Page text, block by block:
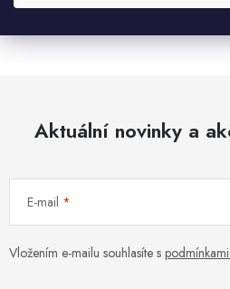
Zobrazit další hodnocení
Aktuální novinky a
E-mail
Vložením e-mailu souhlasíte s